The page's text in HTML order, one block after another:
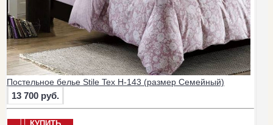
Постельное белье Stile Tex H-143 (размер Семейный)
13 700 руб.